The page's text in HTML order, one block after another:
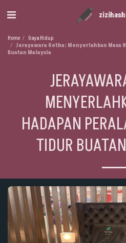
Home
Gaya Hidup
Jerayawara Getha: Menyerlahkan Masa
Buatan Malaysia
HADAPAN
TIDUR